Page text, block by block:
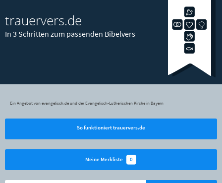
trauervers.de
In 3 Schritten zum passenden Bibelvers
Ein Angebot von evangelisch.de und der Evangelisch-Lutherischen Kirche in Bayern
So funktioniert trauervers.de
Meine Merkliste 0